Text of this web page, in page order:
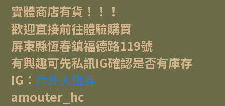
實體商店有貨！！！
歡迎直接前往體驗購買
屏東縣恆春鎮福德路119號
有興趣可先私訊IG確認是否有庫存
IG： 戶外人恆春
amouter_hc